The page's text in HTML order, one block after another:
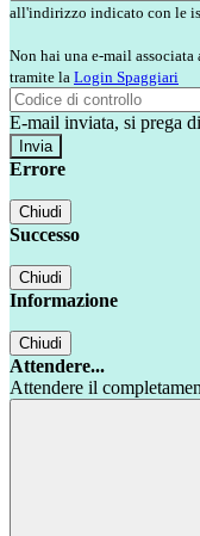
all'indirizzo indicato con le
Non hai una e-mail
tramite la Login Spaggiari
E-mail inviata, si prega
Errore
Chiudi
Successo
Chiudi
Informazione
Chiudi
Attendere...
Attendere il